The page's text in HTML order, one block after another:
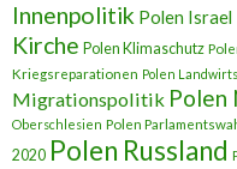
Innenpolitik Polen Israel
Kirche Polen Klimaschutz
Kriegsreparationen Polen
Migrationspolitik Polen
Oberschlesien Polen
2020 Polen Russland